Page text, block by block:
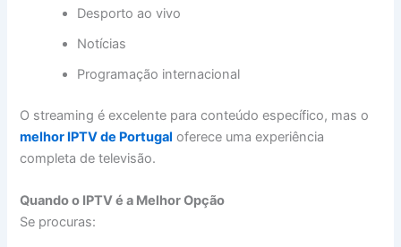
Desporto ao vivo
Notícias
Programação internacional
O streaming é excelente para conteúdo específico, mas o
melhor IPTV de Portugal oferece uma experiência
completa de televisão.
Quando o IPTV é a Melhor Opção
Se procuras: